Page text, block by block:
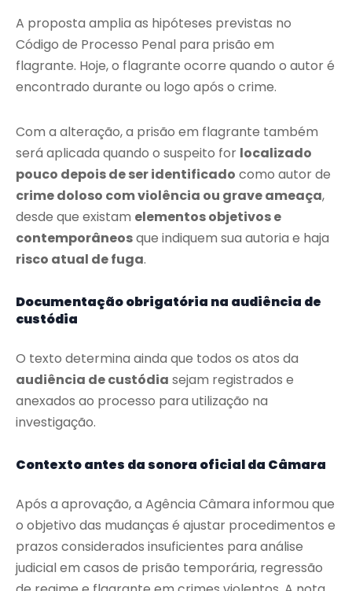
A proposta amplia as hipóteses previstas no
Código de Processo Penal para prisão em
flagrante. Hoje, o flagrante ocorre quando o autor é
encontrado durante ou logo após o crime.
Com a alteração, a prisão em flagrante também
será aplicada quando o suspeito for localizado
pouco depois de ser identificado como autor de
crime doloso com violência ou grave ameaça,
desde que existam elementos objetivos e
contemporâneosque indiquem sua autoria e haja
risco atual de fuga.
Documentação obrigatória na audiência de
custódia
O texto determina ainda que todos os atos da
audiência de custódia sejam registrados e
anexados ao processo para utilização na
investigação.
Contexto antes da sonora oficial da Câmara
Após a aprovação, a Agência Câmara informou que
o objetivo das mudanças é ajustar procedimentos e
prazos considerados insuficientes para análise
judicial em casos de prisão temporária, regressão